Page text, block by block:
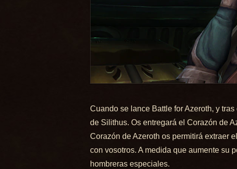
Cuando se lance Battle for Azeroth, y
de Silithus. Os entregará el Corazón de
Corazón de Azeroth os permitirá extraer
con vosotros. A medida que aumente su
hombreras especiales.